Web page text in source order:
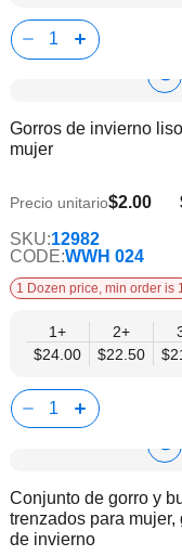
Gorros de invierno
mujer
Precio unitario$2.00
CODE:WWH 024
SKU:12982
1 Dozen price, min order is
1+
$24.00
2+
$22.50
Conjunto de gorro y
trenzados para mujer,
de invierno